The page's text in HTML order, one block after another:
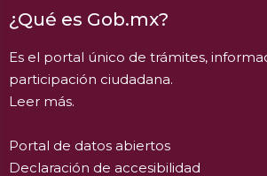
¿Qué es Gob.mx?
Es el portal único de trámites,
participación ciudadana.
Leer más.
Portal de datos abiertos
Declaración de accesibilidad